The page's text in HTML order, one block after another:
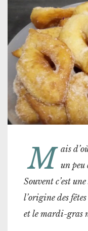
M ais
un peu
Souvent c’est
l’origine des
et le mardi-gras